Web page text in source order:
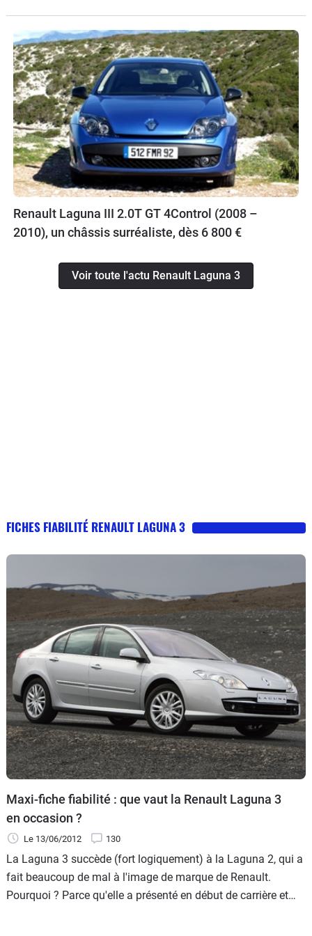
Renault Laguna III 2.0T GT 4Control (2008 –
2010), un châssis surréaliste, dès 6 800 €
Voir toute l'actu Renault Laguna 3
FICHES FIABILITÉ RENAULT LAGUNA 3
Maxi-fiche fiabilité : que vaut la Renault Laguna 3
en occasion ?
Le 13/06/2012 130
La Laguna 3 succède (fort logiquement) à la Laguna 2, qui a
fait beaucoup de mal à l'image de marque de Renault.
Pourquoi ? Parce qu'elle a présenté en début de carrière et